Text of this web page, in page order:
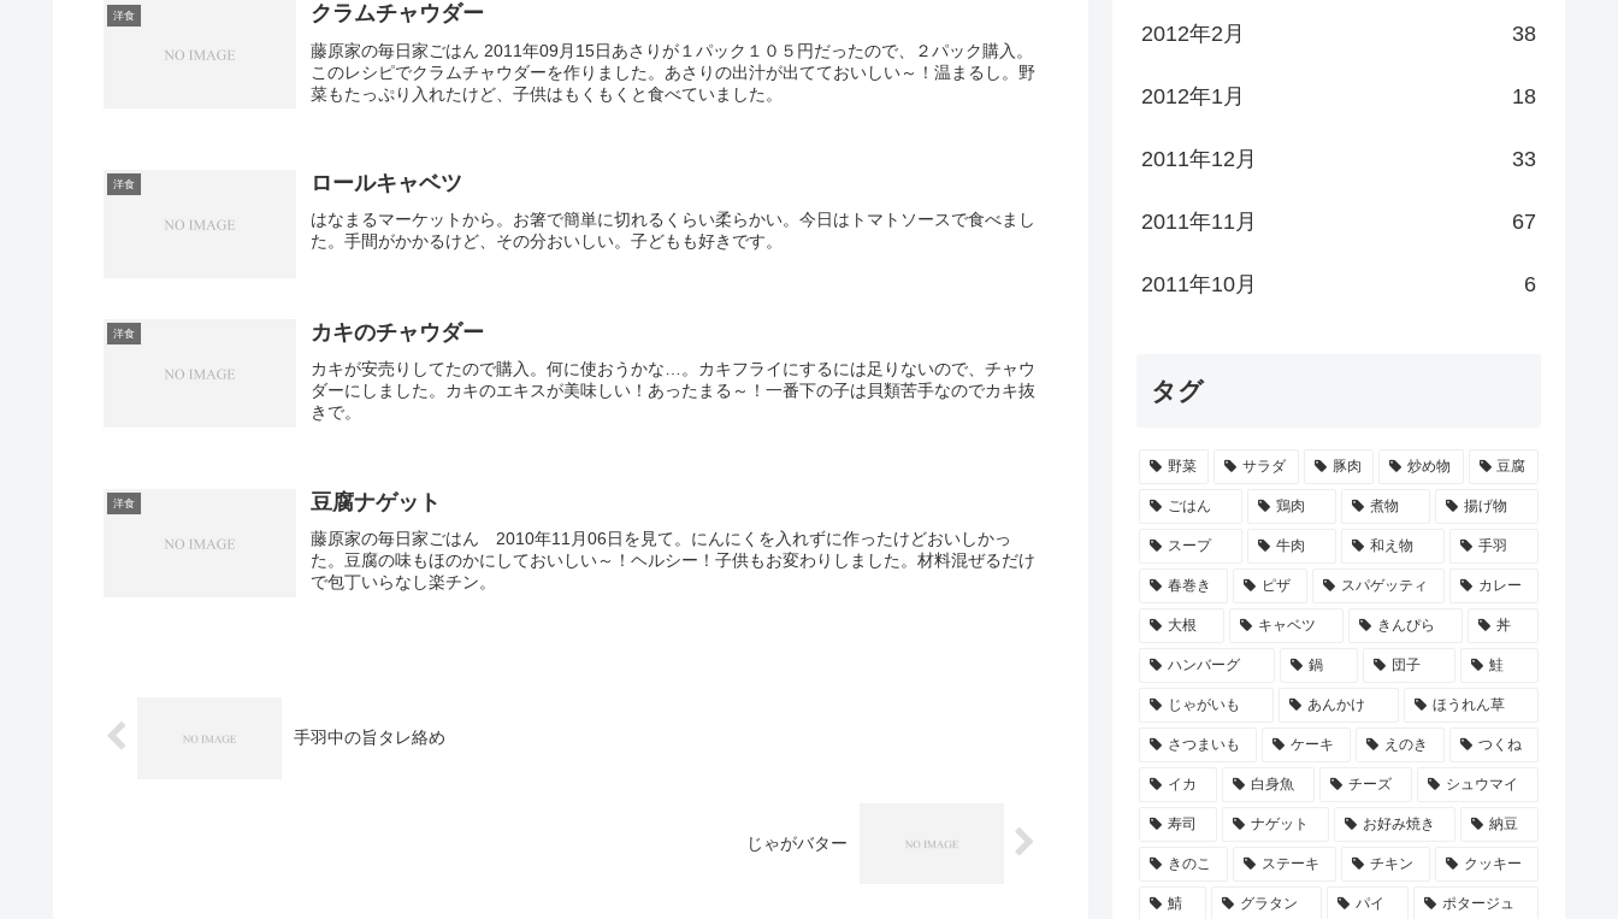
洋食 クラムチャウダー
藤原家の毎日家ごはん 2011年09月15日あさりが１パック１０５円だったので、２パック購入。
このレシピでクラムチャウダーを作りました。あさりの出汁が出てておいしい～！温まるし。野
菜もたっぷり入れたけど、子供はもくもくと食べていました。
洋食 ロールキャベツ
はなまるマーケットから。お箸で簡単に切れるくらい柔らかい。今日はトマトソースで食べまし
た。手間がかかるけど、その分おいしい。子どもも好きです。
洋食 カキのチャウダー
カキが安売りしてたので購入。何に使おうかな…。カキフライにするには足りないので、チャウ
ダーにしました。カキのエキスが美味しい！あったまる～！一番下の子は貝類苦手なのでカキ抜
きで。
洋食 豆腐ナゲット
藤原家の毎日家ごはん 2010年11月06日を見て。にんにくを入れずに作ったけどおいしかっ
た。豆腐の味もほのかにしておいしい～！ヘルシー！子供もお変わりしました。材料混ぜるだけ
で包丁いらなし楽チン。
手羽中の旨タレ絡め
じゃがバター
2012年2月 38
2012年1月 18
2011年12月 33
2011年11月 67
2011年10月 6
タグ
野菜 サラダ 豚肉 炒め物 豆腐
ごはん 鶏肉 煮物 揚げ物
スープ 牛肉 和え物 手羽
春巻き ピザ スパゲッティ カレー
大根 キャベツ きんぴら 丼
ハンバーグ 鍋 団子 鮭
じゃがいも あんかけ ほうれん草
さつまいも ケーキ えのき つくね
イカ 白身魚 チーズ シュウマイ
寿司 ナゲット お好み焼き 納豆
きのこ ステーキ チキン クッキー
鯖 グラタン パイ ポタージュ